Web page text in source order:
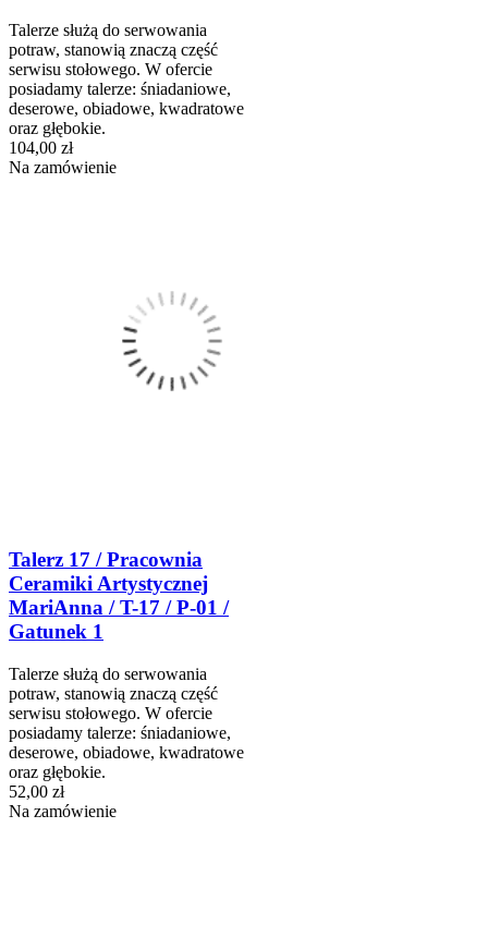
Talerze służą do serwowania
potraw, stanowią znaczą część
serwisu stołowego. W ofercie
posiadamy talerze: śniadaniowe,
deserowe, obiadowe, kwadratowe
oraz głębokie.
104,00 zł
Na zamówienie
Talerz 17 / Pracownia
Ceramiki Artystycznej
MariAnna / T-17 / P-01 /
Gatunek 1
Talerze służą do serwowania
potraw, stanowią znaczą część
serwisu stołowego. W ofercie
posiadamy talerze: śniadaniowe,
deserowe, obiadowe, kwadratowe
oraz głębokie.
52,00 zł
Na zamówienie